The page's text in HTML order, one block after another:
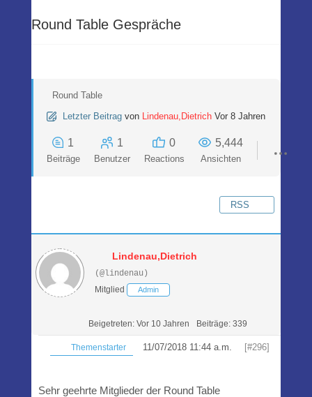
Round Table Gespräche
Round Table
Letzter Beitrag von Lindenau,Dietrich Vor 8 Jahren
1
Beiträge
1
Benutzer
0
Reactions
5,444
Ansichten
RSS
Lindenau,Dietrich
(@lindenau)
Mitglied
Admin
Beigetreten: Vor 10 Jahren Beiträge: 339
Themenstarter 11/07/2018 11:44 a.m. [#296]
Sehr geehrte Mitglieder der Round Table